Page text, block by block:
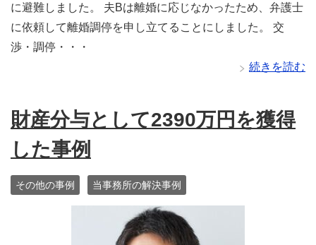
に避難しました。 夫Bは離婚に応じなかったため、弁護士
に依頼して離婚調停を申し立てることにしました。 交
渉・調停・・・
続きを読む
財産分与として2390万円を獲得
した事例
その他の事例 当事務所の解決事例